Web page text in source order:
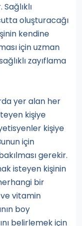
oluşturacağı
kendine
için uzman
zayıflama
yer alan her
kişiye
kişiye
için
gerekir.
isteyen kişinin
bir
vitamin
boy
belirlemek için